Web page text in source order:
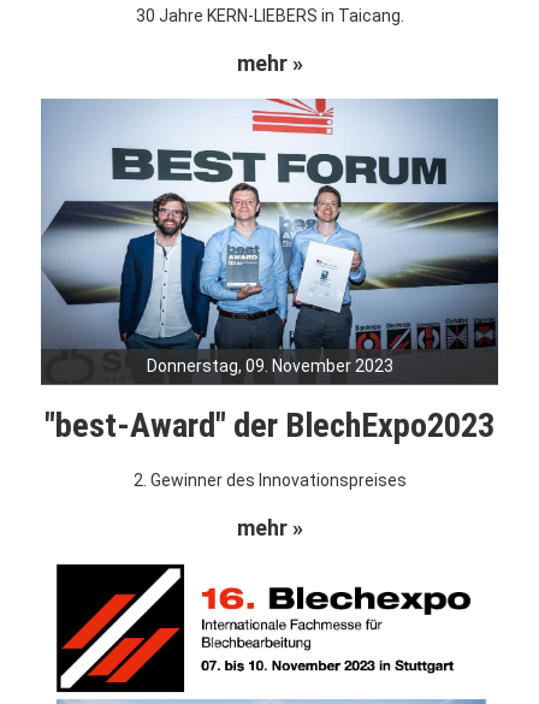
30 Jahre KERN-LIEBERS in Taicang.
mehr »
Donnerstag, 09. November 2023
"best-Award" der BlechExpo2023
2. Gewinner des Innovationspreises
mehr »